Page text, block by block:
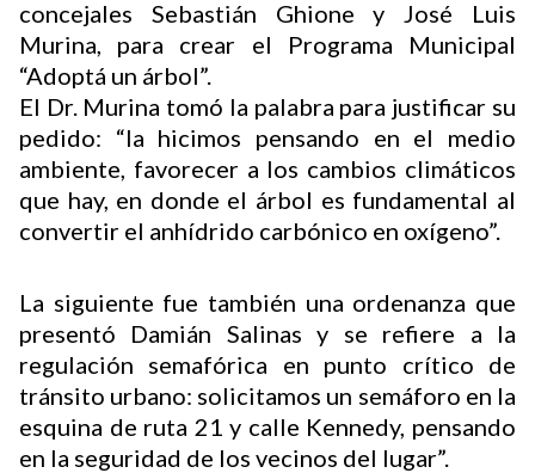
concejales Sebastián Ghione y José Luis
Murina, para crear el Programa Municipal
“Adoptá un árbol”.
El Dr. Murina tomó la palabra para justificar su
pedido: “la hicimos pensando en el medio
ambiente, favorecer a los cambios climáticos
que hay, en donde el árbol es fundamental al
convertir el anhídrido carbónico en oxígeno”.
La siguiente fue también una ordenanza que
presentó Damián Salinas y se refiere a la
regulación semafórica en punto crítico de
tránsito urbano: solicitamos un semáforo en la
esquina de ruta 21 y calle Kennedy, pensando
en la seguridad de los vecinos del lugar”.
Buscador